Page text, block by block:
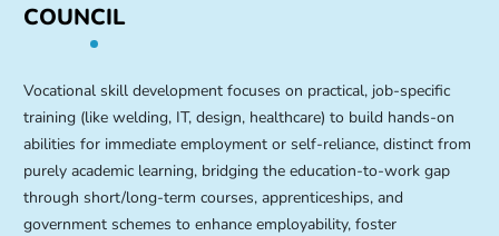
COUNCIL
Vocational skill development focuses on practical, job-specific
training (like welding, IT, design, healthcare) to build hands-on
abilities for immediate employment or self-reliance, distinct from
purely academic learning, bridging the education-to-work gap
through short/long-term courses, apprenticeships, and
government schemes to enhance employability, foster